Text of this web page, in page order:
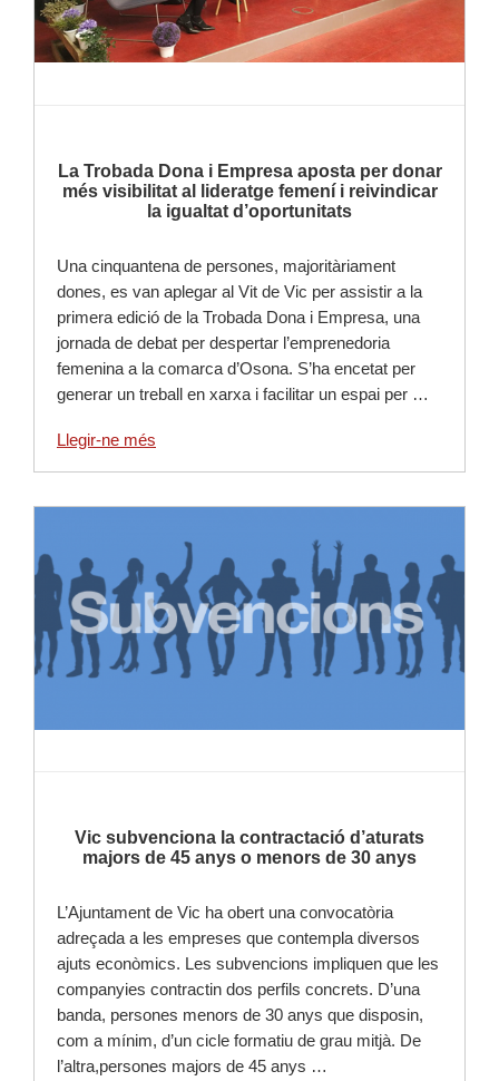
La Trobada Dona i Empresa aposta per donar
més visibilitat al lideratge femení i reivindicar
la igualtat d’oportunitats
Una cinquantena de persones, majoritàriament
dones, es van aplegar al Vit de Vic per assistir a la
primera edició de la Trobada Dona i Empresa, una
jornada de debat per despertar l’emprenedoria
femenina a la comarca d’Osona. S’ha encetat per
generar un treball en xarxa i facilitar un espai per …
Llegir-ne més
Vic subvenciona la contractació d’aturats
majors de 45 anys o menors de 30 anys
L’Ajuntament de Vic ha obert una convocatòria
adreçada a les empreses que contempla diversos
ajuts econòmics. Les subvencions impliquen que les
companyies contractin dos perfils concrets. D’una
banda, persones menors de 30 anys que disposin,
com a mínim, d’un cicle formatiu de grau mitjà. De
l’altra,persones majors de 45 anys …